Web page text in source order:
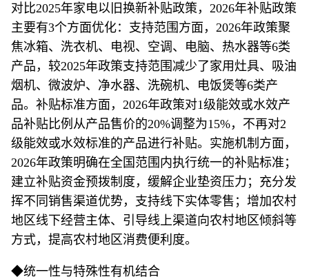
对比2025年家电以旧换新补贴政策，2026年补贴政策
主要有3个方面优化：支持范围方面，2026年政策聚
焦冰箱、洗衣机、电视、空调、电脑、热水器等6类
产品，较2025年政策支持范围减少了家用灶具、吸油
烟机、微波炉、净水器、洗碗机、电饭煲等6类产
品。补贴标准方面，2026年政策对1级能效或水效产
品补贴比例从产品售价的20%调整为15%，不再对2
级能效或水效标准的产品进行补贴。实施机制方面，
2026年政策明确在全国范围内执行统一的补贴标准；
建立补贴资金预拨制度，缓解企业垫资压力；充分发
挥不同销售渠道优势，支持线下实体零售；增加农村
地区线下经营主体、引导线上渠道向农村地区倾斜等
方式，提高农村地区消费便利度。
◆统一性与特殊性有机结合